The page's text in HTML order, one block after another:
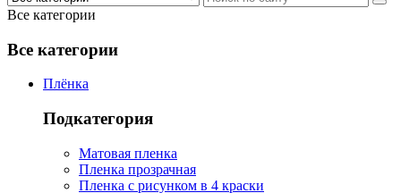
Все категории
Все категории
Плёнка
Подкатегория
Матовая пленка
Пленка прозрачная
Пленка с рисунком в 4 краски